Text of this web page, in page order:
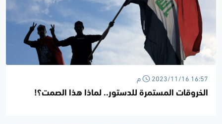
2023/11/16 16:57 م
الخروقات المستمرة للدستور.. لماذا هذا الصمت؟!